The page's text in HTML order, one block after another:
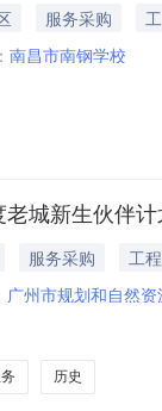
服务采购
南昌市南钢学校
城新生伙伴
服务采购
工程
广州市规划和自然资
历史